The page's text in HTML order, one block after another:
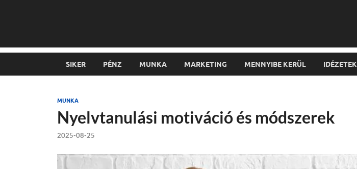
SIKER PÉNZ MUNKA MARKETING MENNYIBE KERÜL IDÉZETEK
MUNKA
Nyelvtanulási motiváció és módszerek
2025-08-25